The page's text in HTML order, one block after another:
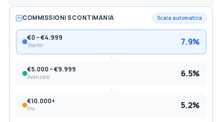
COMMISSIONI SCONTIMANIA Scala automatica
€0 – €4.999
Starter 7.9%
€5.000 – €9.999
Avanzate 6.5%
€10.000+
Pro 5.2%